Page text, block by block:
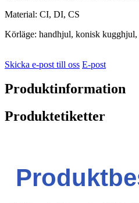
Material: CI, DI, CS
Körläge: handhjul, konisk
Skicka e-post till oss E-post
Produktinformation
Produktetiketter